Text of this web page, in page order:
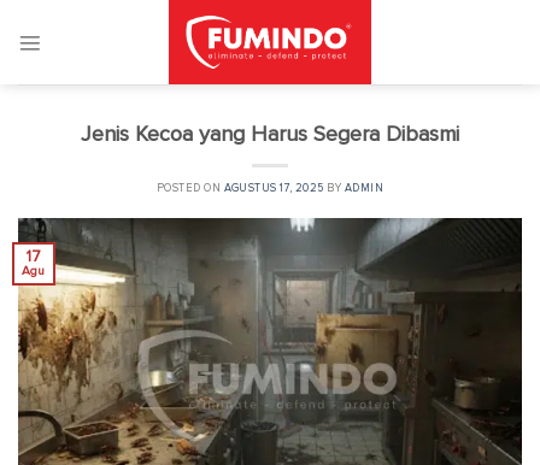
Jenis Kecoa yang Harus Segera Dibasmi
POSTED ON AGUSTUS 17, 2025 BY ADMIN
17
Agu